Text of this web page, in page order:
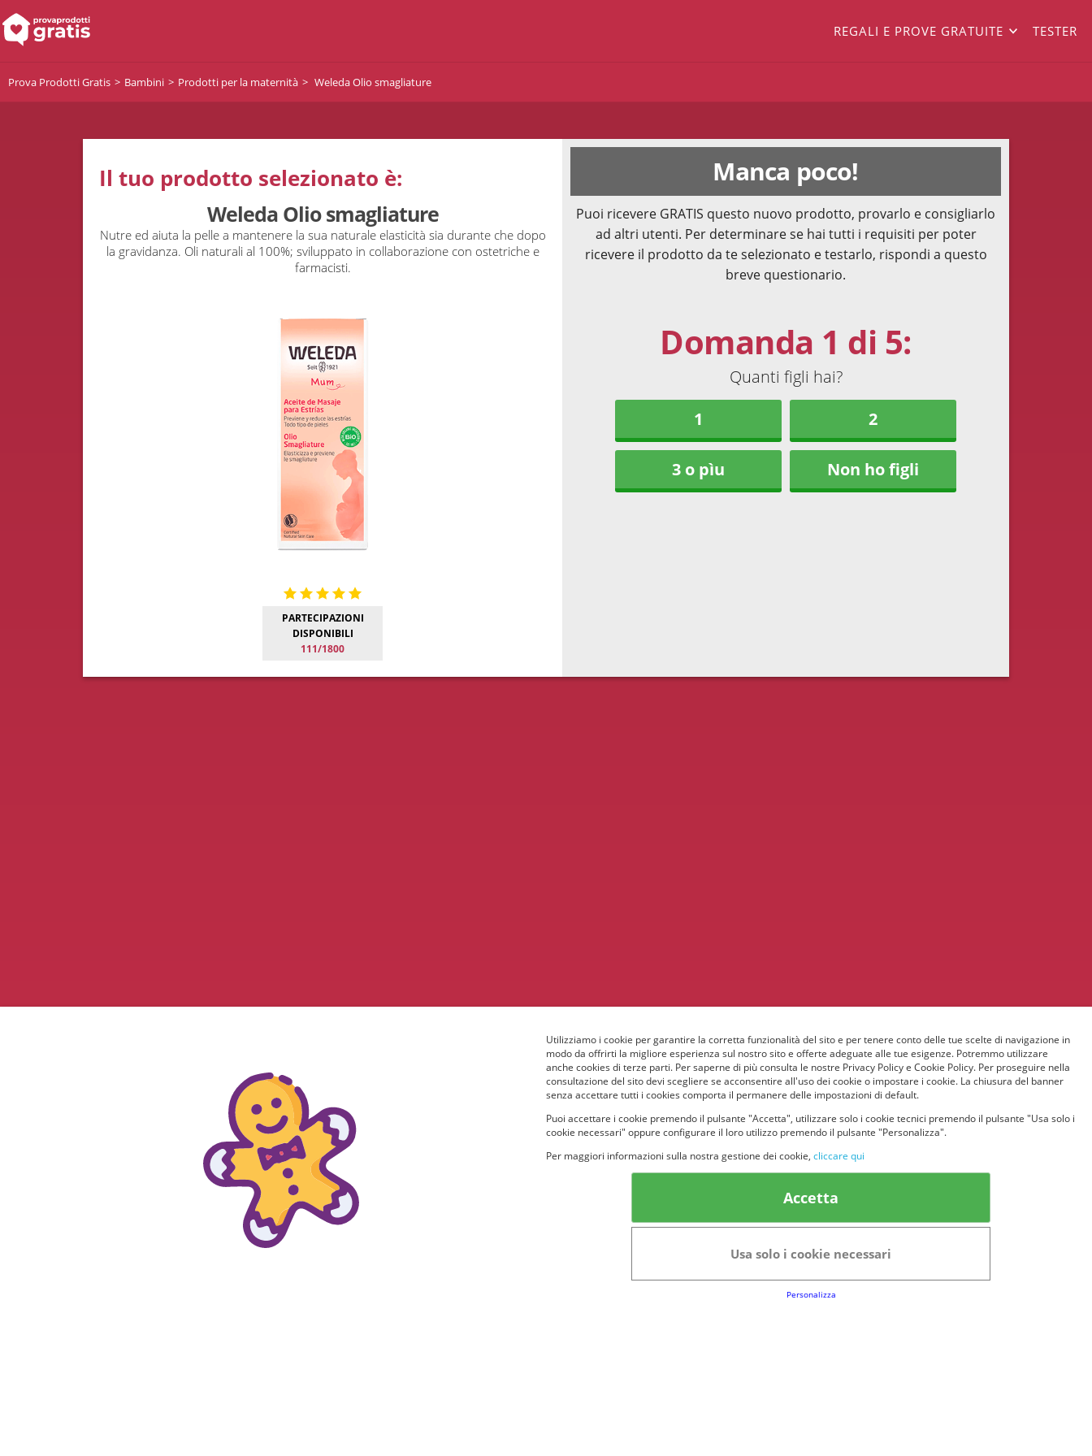
REGALI E PROVE GRATUITE TESTER
Prova Prodotti Gratis Bambini Prodotti per la maternità Weleda Olio smagliature
Il tuo prodotto selezionato è:
Weleda Olio smagliature
Nutre ed aiuta la pelle a mantenere la sua naturale elasticità sia durante che dopo
la gravidanza. Oli naturali al 100%; sviluppato in collaborazione con ostetriche e
farmacisti.
PARTECIPAZIONI
DISPONIBILI
111/1800
Manca poco!
Puoi ricevere GRATIS questo nuovo prodotto, provarlo e consigliarlo
ad altri utenti. Per determinare se hai tutti i requisiti per poter
ricevere il prodotto da te selezionato e testarlo, rispondi a questo
breve questionario.
Domanda 1 di 5:
Quanti figli hai?
1
2
3 o pìu Non ho figli
© provaprodottigratis.it 2023 | All Rights Reserved.
FAQs
Regolamento del Servizio
Utilizziamo i cookie per garantire la corretta funzionalità del sito e per tenere conto delle tue scelte di navigazione in
modo da offrirti la migliore esperienza sul nostro sito e offerte adeguate alle tue esigenze. Potremmo utilizzare
anche cookies di terze parti. Per saperne di più consulta le nostre Privacy Policy e Cookie Policy. Per proseguire nella
consultazione del sito devi scegliere se acconsentire all'uso dei cookie o impostare i cookie. La chiusura del banner
senza accettare tutti i cookies comporta il permanere delle impostazioni di default.
Puoi accettare i cookie premendo il pulsante "Accetta", utilizzare solo i cookie tecnici premendo il pulsante "Usa solo i
cookie necessari" oppure configurare il loro utilizzo premendo il pulsante "Personalizza".
Per maggiori informazioni sulla nostra gestione dei cookie, cliccare qui
Accetta
Usa solo i cookie necessari
Personalizza